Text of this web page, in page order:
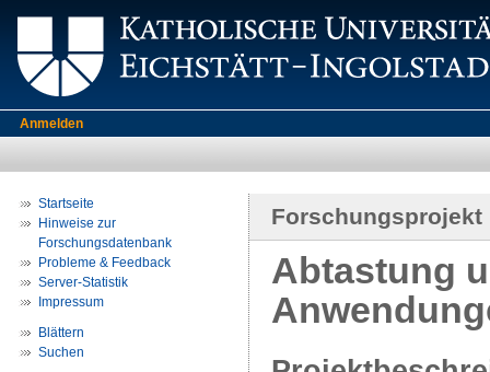
Anmelden
Startseite
Hinweise zur
Forschungsdatenbank
Probleme & Feedback
Server-Statistik
Impressum
Blättern
Suchen
Forschungsprojekt
Abtastung